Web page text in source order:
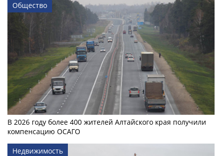
Общество
В 2026 году более 400 жителей Алтайского края получили
компенсацию ОСАГО
Недвижимость